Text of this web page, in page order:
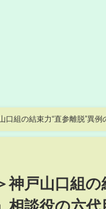
口組の結束力“直参離脱”異
神戸山口組
相談役の六